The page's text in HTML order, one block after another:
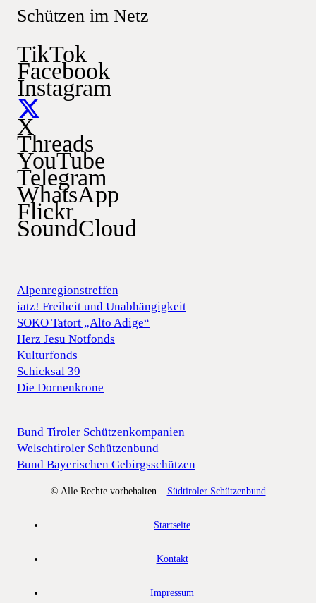
Schützen im Netz
TikTok
Facebook
Instagram
X
Threads
YouTube
Telegram
WhatsApp
Flickr
SoundCloud
Alpenregionstreffen
iatz! Freiheit und Unabhängigkeit
SOKO Tatort „Alto Adige“
Herz Jesu Notfonds
Kulturfonds
Schicksal 39
Die Dornenkrone
Bund Tiroler Schützenkompanien
Welschtiroler Schützenbund
Bund Bayerischen Gebirgsschützen
© Alle Rechte vorbehalten – Südtiroler Schützenbund
Startseite
Kontakt
Impressum